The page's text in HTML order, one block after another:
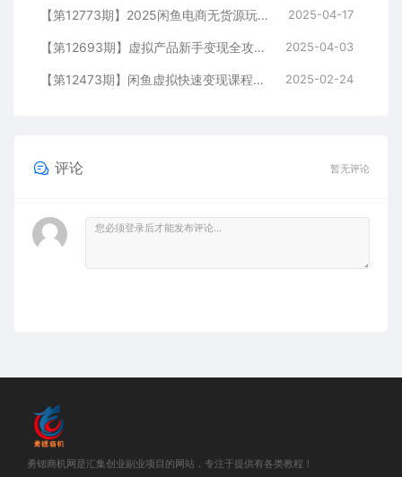
【第12773期】2025闲鱼电商无货源玩法：轻松上手无需囤货，掌握核心技巧快速出单 2025-04-17
【第12693期】虚拟产品新手变现全攻略，选品技巧+爆单秘籍+营销书，打造高利润店铺 2025-04-03
【第12473期】闲鱼虚拟快速变现课程，开店、选品、优化一网打尽，助你每天变现50-300 2025-02-24
评论 暂无评论
勇锶商机网是汇集创业副业项目的网站，专注于提供有各类教程！